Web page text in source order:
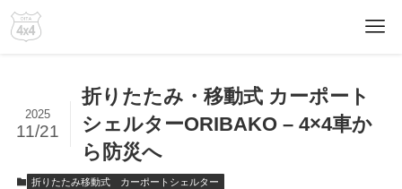
折りたたみ・移動式 カーポート
シェルターORIBAKO – 4×4車か
ら防災へ
2025
11/21
折りたたみ移動式 カーポートシェルター